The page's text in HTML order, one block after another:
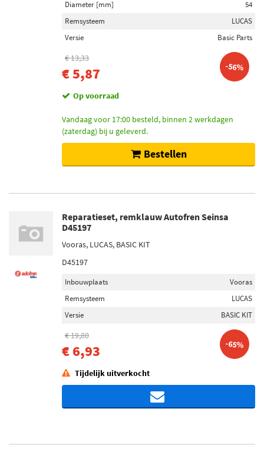
Diameter [mm]
54
Remsysteem
LUCAS
Versie
Basic Parts
€ 13,33
€ 5,87 -56%
Op voorraad
Vandaag voor 17:00 besteld, binnen 2 werkdagen
(zaterdag) bij u geleverd.
Bestellen
Reparatieset, remklauw Autofren Seinsa
D45197
Vooras, LUCAS, BASIC KIT
D45197
Inbouwplaats
Vooras
Remsysteem
LUCAS
Versie
BASIC KIT
€ 19,80
€ 6,93 -65%
Tijdelijk uitverkocht